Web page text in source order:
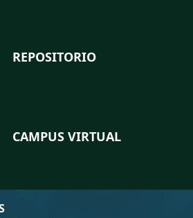
REPOSITORIO
CAMPUS VIRTUAL